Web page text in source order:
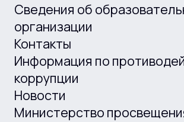
Сведения об
организации
Контакты
Информация по
коррупции
Новости
Министерство